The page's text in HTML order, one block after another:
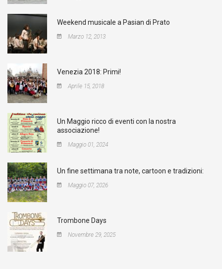
Weekend musicale a Pasian di Prato
Marzo 12, 2013
Venezia 2018: Primi!
Aprile 15, 2018
Un Maggio ricco di eventi con la nostra
associazione!
Maggio 01, 2024
Un fine settimana tra note, cartoon e tradizioni:
Maggio 07, 2026
Trombone Days
Novembre 29, 2025